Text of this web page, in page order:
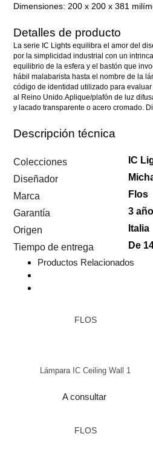
Dimensiones: 200 x 200 x 381
Detalles de producto
La serie IC Lights equilibra el amor del
por la simplicidad industrial con un
equilibrio de la esfera y el bastón que
hábil malabarista hasta el nombre de la
código de identidad utilizado para
al Reino Unido.Aplique/plafón de luz
y lacado transparente o acero cromado.
Descripción técnica
Colecciones
IC
Diseñador
Marca
Flos
Garantía
3
Origen
Italia
Tiempo de entrega
De
Productos Relacionados
FLOS
Lámpara IC Ceiling Wall 1
A consultar
FLOS